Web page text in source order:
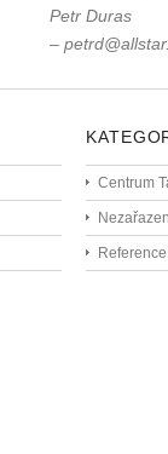
Petr Duras
–
Centrum